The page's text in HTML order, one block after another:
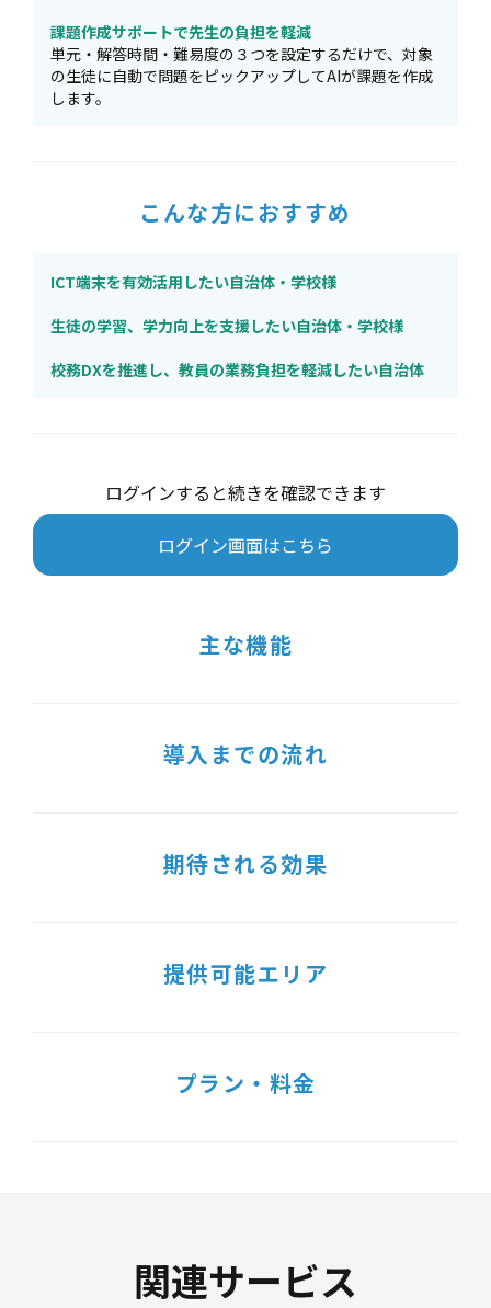
課題作成サポートで先生の負担を軽減
単元・解答時間・難易度の３つを設定するだけで、対象
の生徒に自動で問題をピックアップしてAIが課題を作成
します。
こんな方におすすめ
ICT端末を有効活用したい自治体・学校様
生徒の学習、学力向上を支援したい自治体・学校様
校務DXを推進し、教員の業務負担を軽減したい自治体
ログインすると続きを確認できます
ログイン画面はこちら
主な機能
導入までの流れ
期待される効果
提供可能エリア
プラン・料金
関連サービス